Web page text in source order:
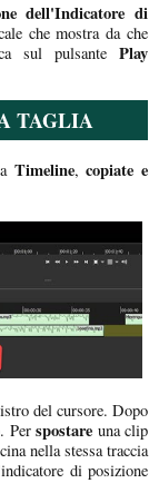
dell'Indicatore di
che mostra da che
sul pulsante Play
TAGLIA
Timeline,copiate e
del cursore. Dopo
Perspostare una clip
nella stessa traccia
di posizione